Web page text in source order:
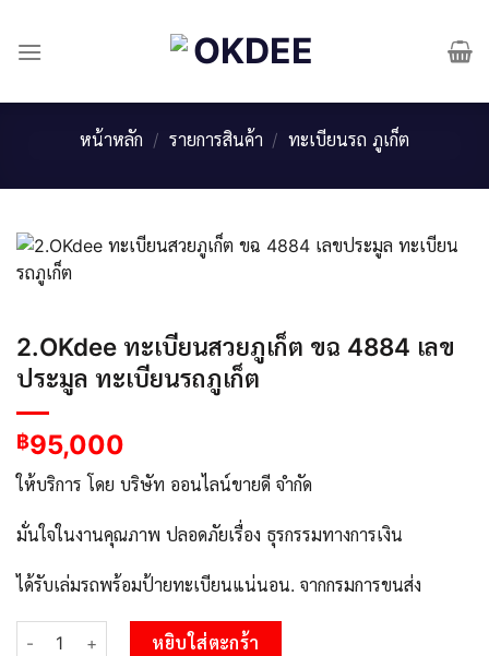
content
หน้าหลัก / รายการสินค้า / ทะเบียนรถ ภูเก็ต
2.OKdee ทะเบียนสวยภูเก็ต ขฉ 4884 เลข
ประมูล ทะเบียนรถภูเก็ต
฿95,000
ให้บริการ โดย บริษัท ออนไลน์ขายดี จำกัด
มั่นใจในงานคุณภาพ ปลอดภัยเรื่อง ธุรกรรมทางการเงิน
ได้รับเล่มรถพร้อมป้ายทะเบียนแน่นอน. จากกรมการขนส่ง
จำนวน 2.OKdee ทะเบียนสวยภูเก็ต ขฉ 4884 เลขประมูล ทะเบียนร
หยิบใส่ตะกร้า